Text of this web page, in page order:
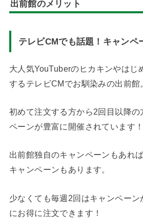
出前館のメリット
テレビCMでも話題！キャンペ
大人気YouTuberのヒカキンやはじ
するテレビCMでお馴染みの出前館
初めて注文する方から2回目以降の
ペーンが豊富に開催されています！
出前館独自のキャンペーンもあれ
キャンペーンもあります。
少なくても毎週2回はキャンペーン
にお得に注文できます！